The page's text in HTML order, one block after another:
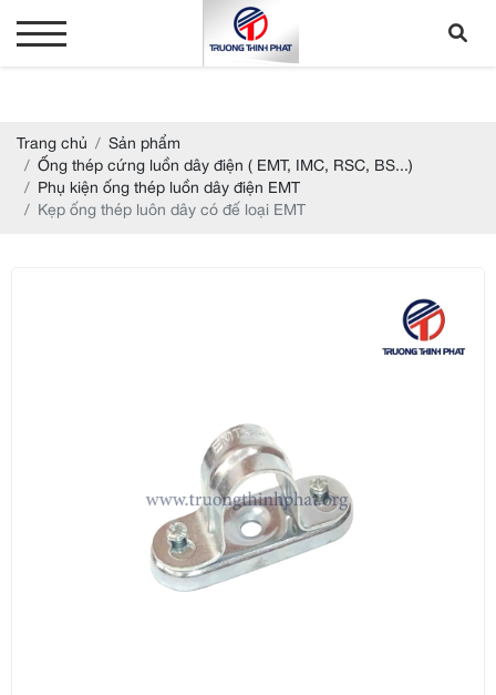
Trang chủ
Sản phẩm
Ống thép cứng luồn dây điện ( EMT, IMC, RSC, BS...)
Phụ kiện ống thép luồn dây điện EMT
Kẹp ống thép luôn dây có đế loại EMT